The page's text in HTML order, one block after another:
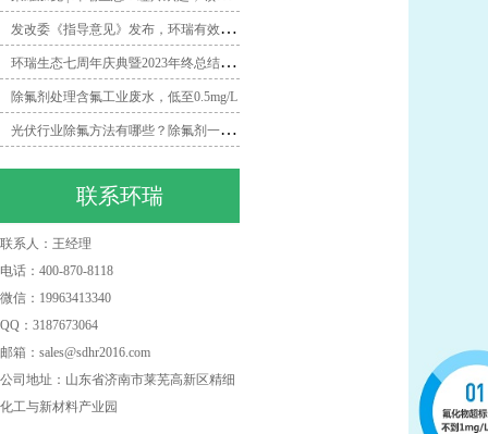
发
改委《指导意见》发布，环瑞有效打造矿井水除氟一体化解决方案
环
瑞生态七周年庆典暨2023年终总结会圆满落幕
除氟剂处理含氟工业废水，低至0.5mg/L
光
伏行业除氟方法有哪些？除氟剂一招帮你搞定！
联系环瑞
联系人：王经理
电话：400-870-8118
微信：19963413340
QQ：3187673064
邮箱：sales@sdhr2016.com
公司地址：山东省济南市莱芜高新区精细
化工与新材料产业园